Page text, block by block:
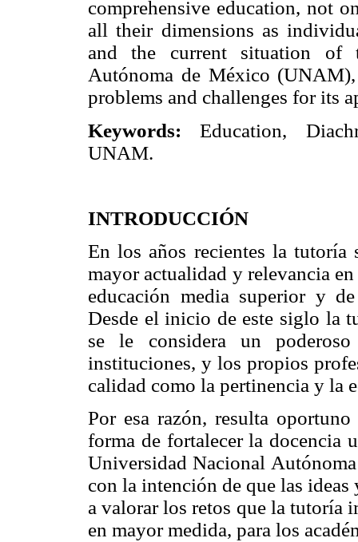
comprehensive education, not
all their dimensions as
and the current situation of
Autónoma de México
problems and challenges for its
Keywords: Education,
UNAM.
INTRODUCCIÓN
En los años recientes la tutoría
mayor actualidad y relevancia
educación media superior y
Desde el inicio de este siglo la
se le considera un
instituciones, y los propios
calidad como la pertinencia y la
Por esa razón, resulta
forma de fortalecer la docencia
Universidad Nacional
con la intención de que las
a valorar los retos que la tutoría
en mayor medida, para los